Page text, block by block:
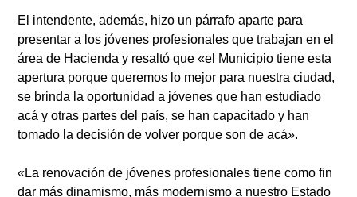
El intendente, además, hizo un párrafo aparte para
presentar a los jóvenes profesionales que trabajan en el
área de Hacienda y resaltó que «el Municipio tiene esta
apertura porque queremos lo mejor para nuestra ciudad,
se brinda la oportunidad a jóvenes que han estudiado
acá y otras partes del país, se han capacitado y han
tomado la decisión de volver porque son de acá».
«La renovación de jóvenes profesionales tiene como fin
dar más dinamismo, más modernismo a nuestro Estado